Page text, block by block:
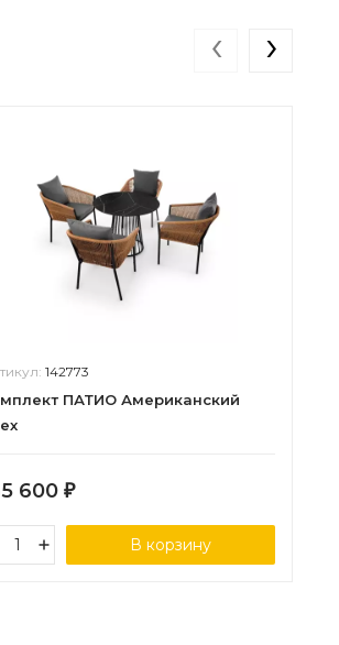
142773
ПАТИО Американский
600 ₽
В корзину
‹ ›